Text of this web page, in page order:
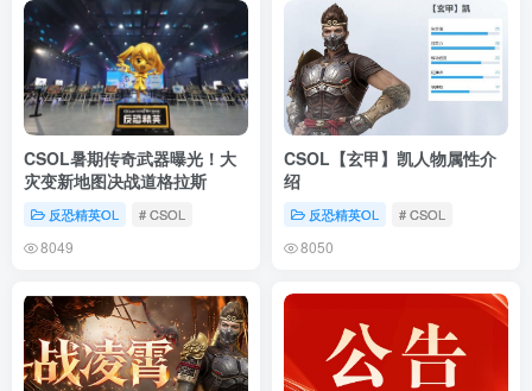
CSOL暑期传奇武器曝光！大
灾变新地图决战道格拉斯
反恐精英OL # CSOL
8049
CSOL【玄甲】凯人物属性介
绍
反恐精英OL # CSOL
8050